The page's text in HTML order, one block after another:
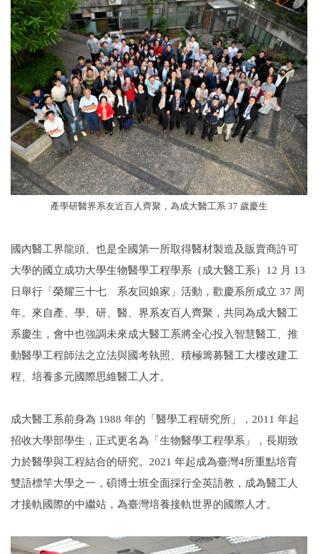
產學研醫界系友近百人齊聚，為成大醫工系 37 歲慶生
國內醫工界龍頭、也是全國第一所取得醫材製造及販賣商許可
大學的國立成功大學生物醫學工程學系（成大醫工系）12 月 13
日舉行「榮耀三十七 系友回娘家」活動，歡慶系所成立 37 周
年。來自產、學、研、醫、界系友百人齊聚，共同為成大醫工
系慶生，會中也強調未來成大醫工系將全心投入智慧醫工、推
動醫學工程師法之立法與國考執照、積極籌募醫工大樓改建工
程、培養多元國際思維醫工人才。
成大醫工系前身為 1988 年的「醫學工程研究所」，2011 年起
招收大學部學生，正式更名為「生物醫學工程學系」，長期致
力於醫學與工程結合的研究。2021 年起成為臺灣4所重點培育
雙語標竿大學之一，碩博士班全面採行全英語教，成為醫工人
才接軌國際的中繼站，為臺灣培養接軌世界的國際人才。